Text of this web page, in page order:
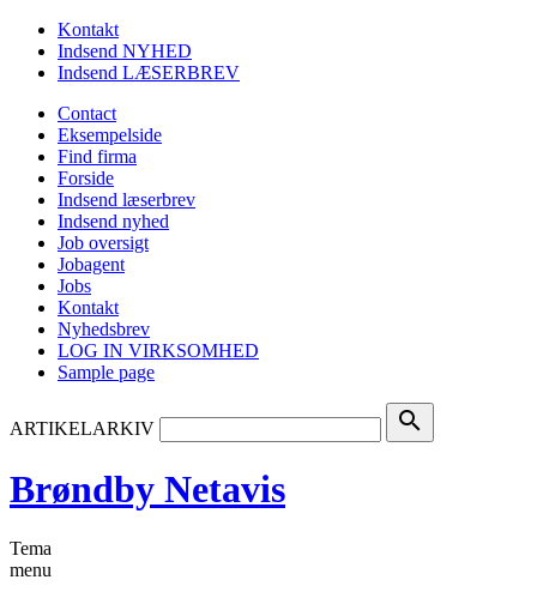
Kontakt
Indsend NYHED
Indsend LÆSERBREV
Contact
Eksempelside
Find firma
Forside
Indsend læserbrev
Indsend nyhed
Job oversigt
Jobagent
Jobs
Kontakt
Nyhedsbrev
LOG IN VIRKSOMHED
Sample page
ARTIKELARKIV search
Brøndby Netavis
Tema
menu